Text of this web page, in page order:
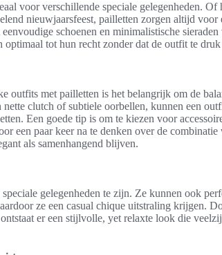
voor verschillende speciale gelegenheden. Of
nieuwjaarsfeest, pailletten zorgen altijd voor
schoenen en minimalistische sieraden
tot hun recht zonder dat de outfit te
outfits met pailletten is het belangrijk om de
nette clutch of subtiele oorbellen, kunnen een
Een goede tip is om te kiezen voor
een paar keer na te denken over de combinatie
als samenhangend blijven.
gelegenheden te zijn. Ze kunnen ook
ze een casual chique uitstraling krijgen.
er een stijlvolle, yet relaxte look die